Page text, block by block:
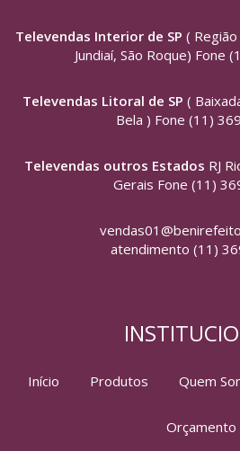
Televendas Interior de SP (
Jundiaí, São Roque) Fone
Televendas Litoral de SP (
Bela ) Fone (11)
Televendas outros Estados RJ
Gerais Fone (11)
atendimento (11)
Início Produtos Quem
Orçamento